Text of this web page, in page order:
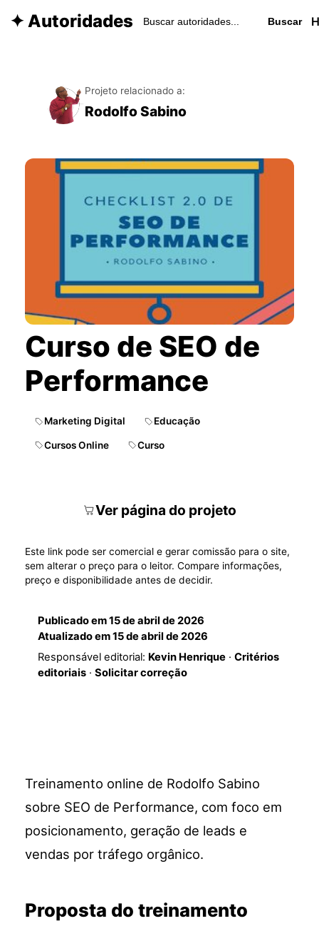
✦ Autoridades Buscar
Projeto relacionado a:
Rodolfo Sabino
Curso de SEO de
Performance
Marketing Digital Educação
Cursos Online Curso
Ver página do projeto
Este link pode ser comercial e gerar comissão para o site,
sem alterar o preço para o leitor. Compare informações,
preço e disponibilidade antes de decidir.
Publicado em15 de abril de 2026
Atualizado em15 de abril de 2026
Responsável editorial: Kevin Henrique· Critérios
editoriais· Solicitar correção
Treinamento online de Rodolfo Sabino
sobre SEO de Performance, com foco em
posicionamento, geração de leads e
vendas por tráfego orgânico.
Proposta do treinamento